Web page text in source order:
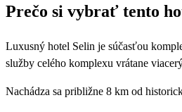
Prečo si vybrať tento
Luxusný hotel Selin je súčasťou
služby celého komplexu vrátane
Nachádza sa približne 8 km od